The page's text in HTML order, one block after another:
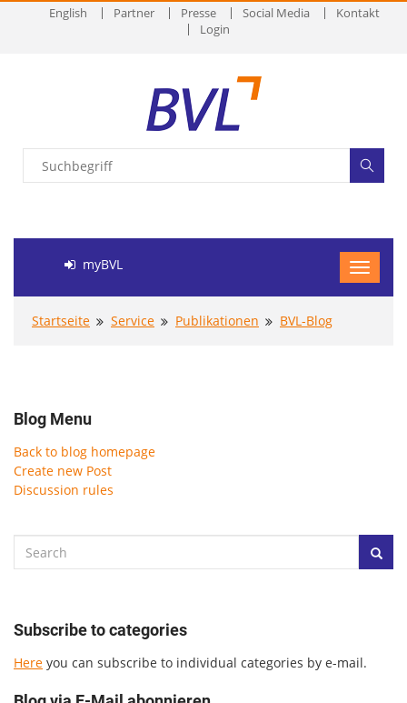
English Partner Presse Social Media
Kontakt
Login
myBVL
Startseite Service Publikationen BVL-Blog
Blog Menu
Back to blog homepage
Create new Post
Discussion rules
Subscribe to categories
Here you can subscribe to individual categories by e-mail.